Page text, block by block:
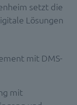
setzt die
Lösungen
mit DMS-
mit